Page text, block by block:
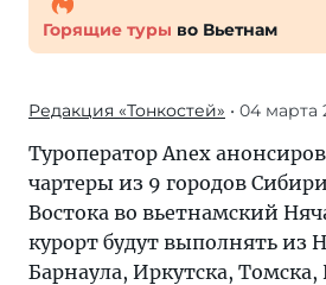
Горящие туры во Вьетнам
Редакция «Тонкостей» • 04 марта
Туроператор Anex
чартеры из 9 городов
Востока во вьетнамский
курорт будут выполнять из
Барнаула, Иркутска, Томска,